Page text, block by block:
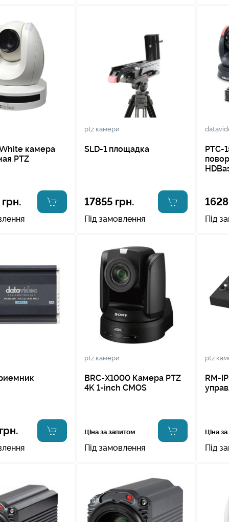
камера
PTZ
ptz камери
SLD-1 площадка
17855 грн.
Під замовлення
PTC-
Під
ptz камери
BRC-X1000 Камера PTZ
4K 1-inch CMOS
Ціна за запитом
Під замовлення
ptz
RM-
Ціна
Під